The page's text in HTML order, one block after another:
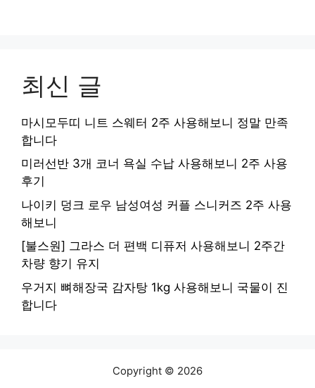
최신 글
마시모두띠 니트 스웨터 2주 사용해보니 정말 만족
합니다
미러선반 3개 코너 욕실 수납 사용해보니 2주 사용
후기
나이키 덩크 로우 남성여성 커플 스니커즈 2주 사용
해보니
[불스원] 그라스 더 편백 디퓨저 사용해보니 2주간
차량 향기 유지
우거지 뼈해장국 감자탕 1kg 사용해보니 국물이 진
합니다
Copyright © 2026